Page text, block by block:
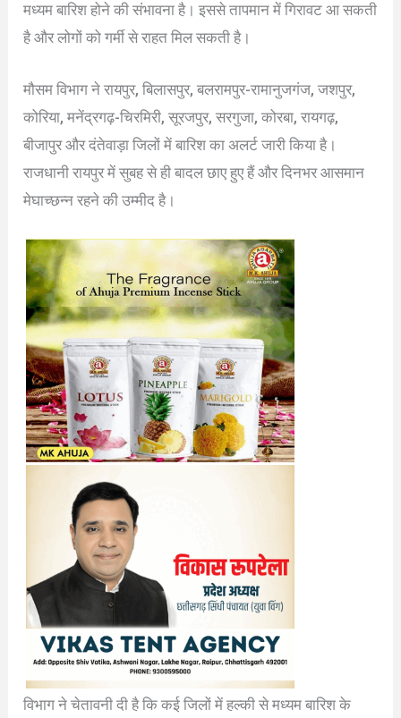
मध्यम बारिश होने की संभावना है। इससे तापमान में गिरावट आ सकती
है और लोगों को गर्मी से राहत मिल सकती है।
मौसम विभाग ने रायपुर, बिलासपुर, बलरामपुर-रामानुजगंज, जशपुर,
कोरिया, मनेंद्रगढ़-चिरमिरी, सूरजपुर, सरगुजा, कोरबा, रायगढ़,
बीजापुर और दंतेवाड़ा जिलों में बारिश का अलर्ट जारी किया है।
राजधानी रायपुर में सुबह से ही बादल छाए हुए हैं और दिनभर आसमान
मेघाच्छन्न रहने की उम्मीद है।
विभाग ने चेतावनी दी है कि कई जिलों में हल्की से मध्यम बारिश के